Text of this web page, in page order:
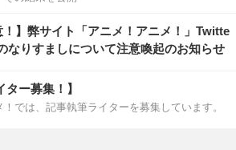
！】弊サイト「アニメ！アニメ！」Twitte
なりすましについて注意喚起のお知らせ
ター募集！】
では、記事執筆ライターを募集しています。